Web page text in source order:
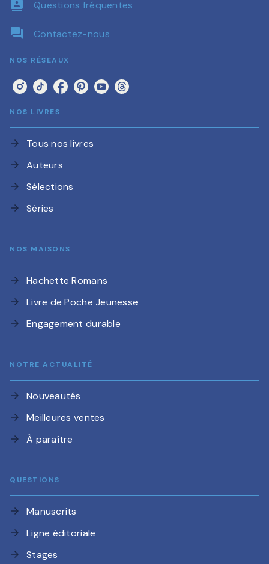
contacts Questions fréquentes
question_answer Contactez-nous
NOS RÉSEAUX
NOS LIVRES
arrow_forward Tous nos livres
arrow_forward Auteurs
arrow_forward Sélections
arrow_forward Séries
NOS MAISONS
arrow_forward Hachette Romans
arrow_forward Livre de Poche Jeunesse
arrow_forward Engagement durable
NOTRE ACTUALITÉ
arrow_forward Nouveautés
arrow_forward Meilleures ventes
arrow_forward À paraître
QUESTIONS
arrow_forward Manuscrits
arrow_forward Ligne éditoriale
arrow_forward Stages